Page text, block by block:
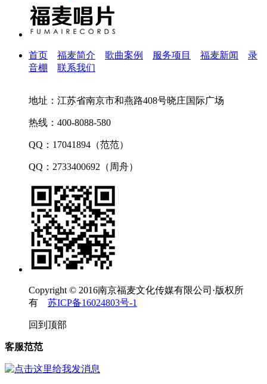
首页 福麦简介 歌曲案例 服务项目 福麦新闻
录
音棚
联系我们
地址：江苏省南京市和燕路408号晓庄国际广场
热线：400-8088-580
QQ：17041894（范范）
QQ：2733400692（周舟）
Copyright © 2016南京福麦文化传媒有限公司·版权所
有 苏ICP备16024803号-1
回到顶部
客服范范